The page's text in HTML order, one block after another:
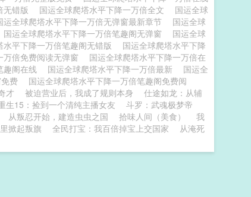
无错版 国运全球爬塔水平下降一万倍全文
国运全球
运全球爬塔水平下降一万倍无弹窗最新章节
国运全球
国运全球爬塔水平下降一万倍笔趣阁无弹窗
国运全球
水平下降一万倍笔趣阁无错版
国运全球爬塔水平下降
倍免费阅读无弹窗
国运全球爬塔水平下降一万倍在
趣阁在线 国运全球爬塔水平下降一万倍最新
国运全
费
国运全球爬塔水平下降一万倍笔趣阁免费阅
才 被迫营业后，我成了规则本身
仕途如龙：从辅
生15：捡到一个清纯主播女友
斗罗：武魂极梦帝
从叛忍开始，建造虫虫之国 拾味人间（美食）
我
掀起叛旗 全民打宝：我百倍掉宝上交国家
从淹死